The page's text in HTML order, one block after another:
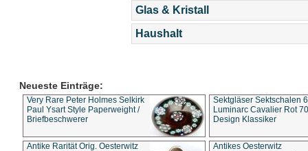
Glas & Kristall
Haushalt
Neueste Einträge:
Very Rare Peter Holmes Selkirk
Paul Ysart Style Paperweight /
Briefbeschwerer
Sektgläser Sektschalen
Luminarc Cavalier Rot
Design Klassiker
Antike Rarität Orig. Oesterwitz
Antikes Oesterwitz